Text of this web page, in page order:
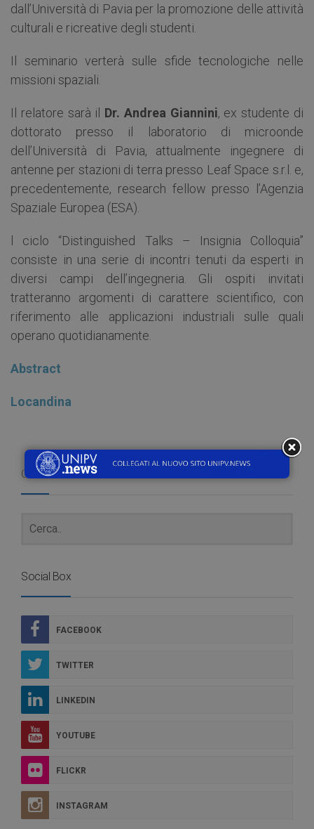
dall’Università di Pavia per la promozione delle attività
culturali e ricreative degli studenti.
Il seminario verterà sulle sfide tecnologiche nelle
missioni spaziali.
Il relatore sarà il Dr. Andrea Giannini, ex studente di
dottorato presso il laboratorio di microonde
dell’Università di Pavia, attualmente ingegnere di
antenne per stazioni di terra presso Leaf Space s.r.l. e,
precedentemente, research fellow presso l’Agenzia
Spaziale Europea (ESA).
l ciclo “Distinguished Talks – Insignia Colloquia”
consiste in una serie di incontri tenuti da esperti in
diversi campi dell’ingegneria. Gli ospiti invitati
tratteranno argomenti di carattere scientifico, con
riferimento alle applicazioni industriali sulle quali
operano quotidianamente.
Abstract
Locandina
Cerca
Social Box
FACEBOOK
TWITTER
LINKEDIN
YOUTUBE
FLICKR
INSTAGRAM